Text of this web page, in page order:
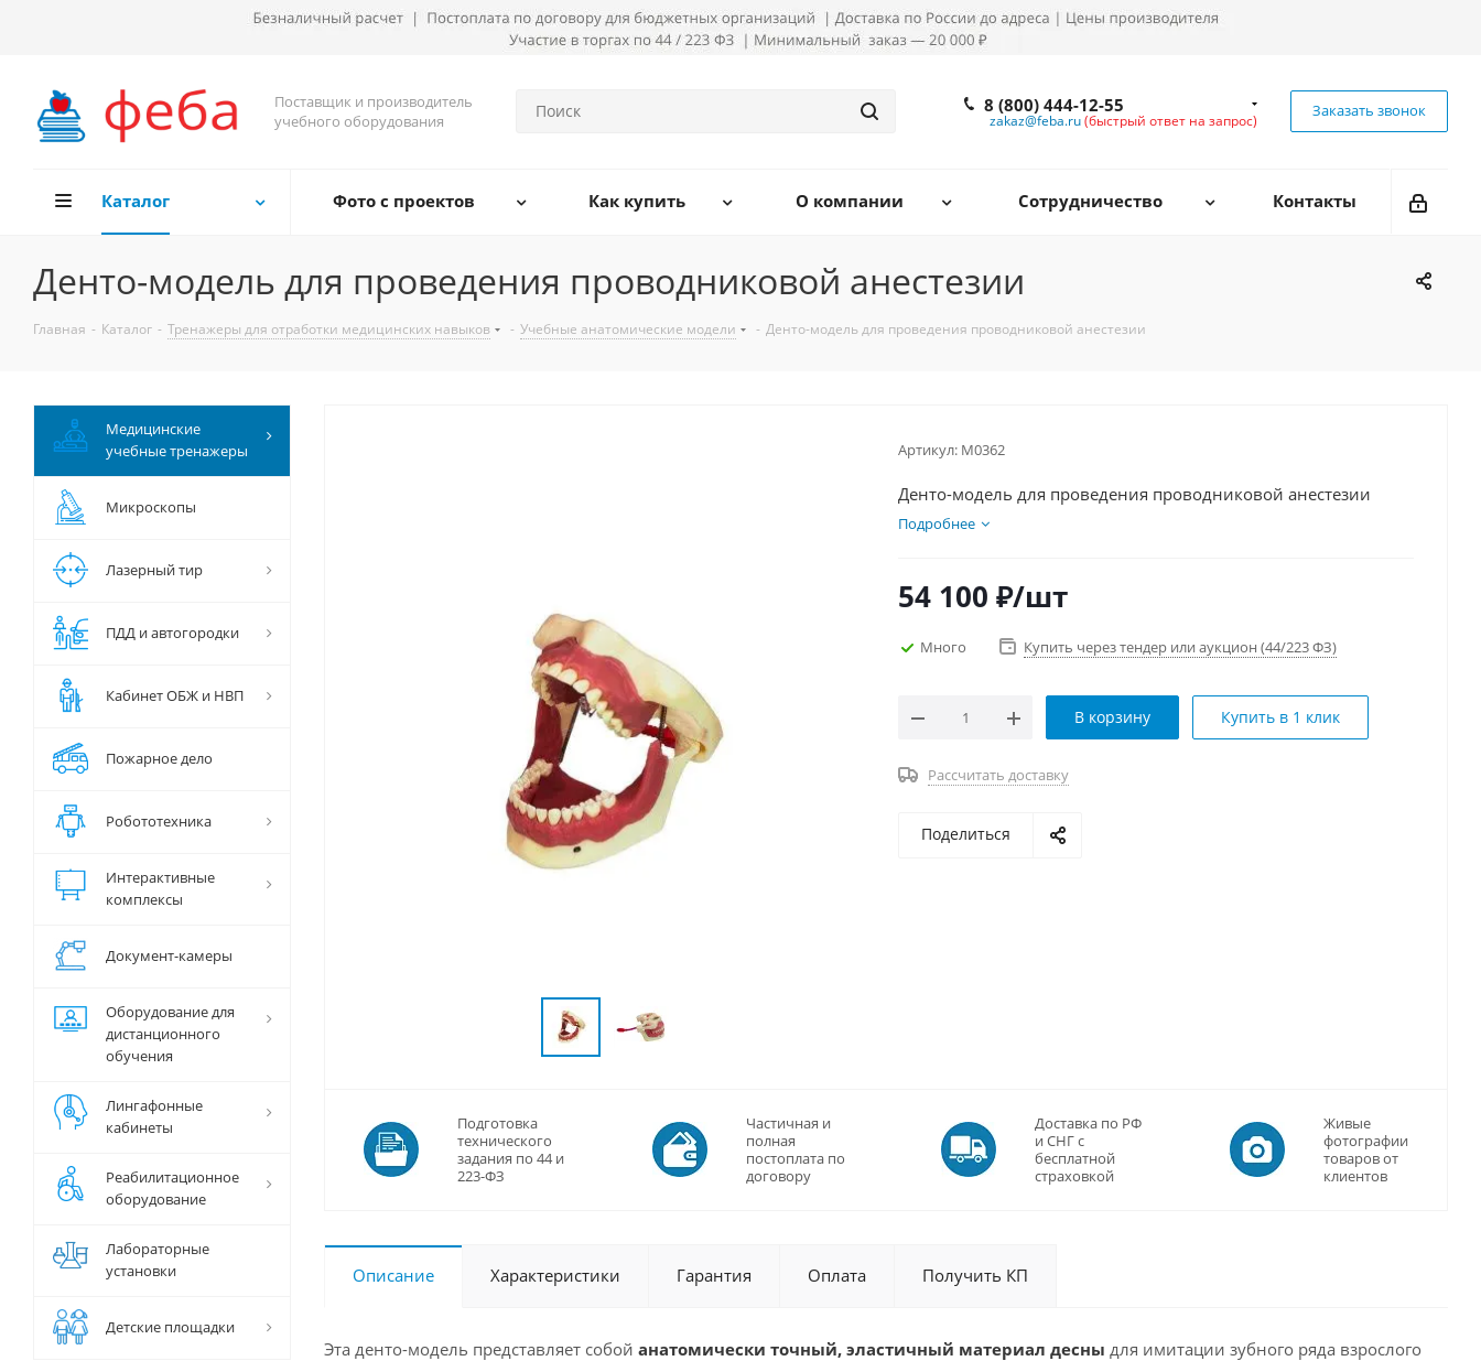
Поставщик и производитель
учебного оборудования
8 (800) 444-12-55
zakaz@feba.ru(быстрый ответ на запрос)
Заказать звонок
Каталог Фото с проектов Как купить О компании Сотрудничество Контакты
Денто-модель для проведения проводниковой анестезии
Главная - Каталог - Тренажеры для отработки медицинских навыков - Учебные анатомические модели - Денто-модель для проведения проводниковой анестезии
Артикул: М0362
Денто-модель для проведения проводниковой анестезии
Подробнее
54 100 ₽/шт
Много Купить через тендер или аукцион (44/223 ФЗ)
В корзину Купить в 1 клик
Рассчитать доставку
Поделиться
Подготовка
технического
задания по 44 и
223-ФЗ
Частичная и
полная
постоплата по
договору
Доставка по РФ
и СНГ с
бесплатной
страховкой
Живые
фотографии
товаров от
клиентов
Описание Характеристики Гарантия Оплата Получить КП
Эта денто-модель представляет собой анатомически точный, эластичный материал десны для имитации зубного ряда взрослого
Медицинские
учебные тренажеры
Микроскопы
Лазерный тир
ПДД и автогородки
Кабинет ОБЖ и НВП
Пожарное дело
Робототехника
Интерактивные
комплексы
Документ-камеры
Оборудование для
дистанционного
обучения
Лингафонные
кабинеты
Реабилитационное
оборудование
Лабораторные
установки
Детские площадки